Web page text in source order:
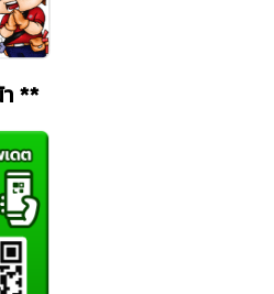
**